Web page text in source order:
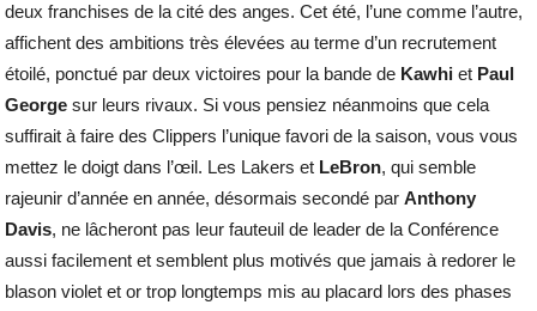
deux franchises de la cité des anges. Cet été, l’une comme l’autre,
affichent des ambitions très élevées au terme d’un recrutement
étoilé, ponctué par deux victoires pour la bande de Kawhi et Paul
George sur leurs rivaux. Si vous pensiez néanmoins que cela
suffirait à faire des Clippers l’unique favori de la saison, vous vous
mettez le doigt dans l’œil. Les Lakers et LeBron, qui semble
rajeunir d’année en année, désormais secondé parAnthony
Davis, ne lâcheront pas leur fauteuil de leader de la Conférence
aussi facilement et semblent plus motivés que jamais à redorer le
blason violet et or trop longtemps mis au placard lors des phases